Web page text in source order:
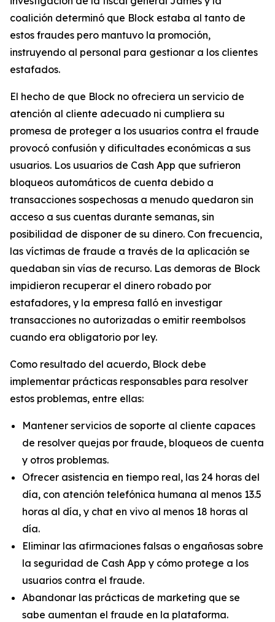
coalición determinó que Block estaba al tanto de
estos fraudes pero mantuvo la promoción,
instruyendo al personal para gestionar a los clientes
estafados.
El hecho de que Block no ofreciera un servicio de
atención al cliente adecuado ni cumpliera su
promesa de proteger a los usuarios contra el fraude
provocó confusión y dificultades económicas a sus
usuarios. Los usuarios de Cash App que sufrieron
bloqueos automáticos de cuenta debido a
transacciones sospechosas a menudo quedaron sin
acceso a sus cuentas durante semanas, sin
posibilidad de disponer de su dinero. Con frecuencia,
las víctimas de fraude a través de la aplicación se
quedaban sin vías de recurso. Las demoras de Block
impidieron recuperar el dinero robado por
estafadores, y la empresa falló en investigar
transacciones no autorizadas o emitir reembolsos
cuando era obligatorio por ley.
Como resultado del acuerdo, Block debe
implementar prácticas responsables para resolver
estos problemas, entre ellas:
Mantener servicios de soporte al cliente capaces
de resolver quejas por fraude, bloqueos de cuenta
y otros problemas.
Ofrecer asistencia en tiempo real, las 24 horas del
día, con atención telefónica humana al menos 13.5
horas al día, y chat en vivo al menos 18 horas al
día.
Eliminar las afirmaciones falsas o engañosas sobre
la seguridad de Cash App y cómo protege a los
usuarios contra el fraude.
Abandonar las prácticas de marketing que se
sabe aumentan el fraude en la plataforma.